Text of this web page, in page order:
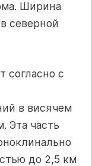
Ширина
северной
согласно с
в висячем
Эта часть
до 2,5 км